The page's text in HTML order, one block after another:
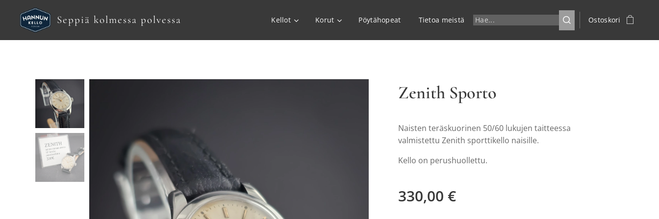
Seppiä kolmessa polvessa Kellot Korut Pöytähopeat Tietoa meistä Ostoskori
Zenith Sporto
Naisten teräskuorinen 50/60 lukujen taitteessa
valmistettu Zenith sporttikello naisille.
Kello on perushuollettu.
330,00 €